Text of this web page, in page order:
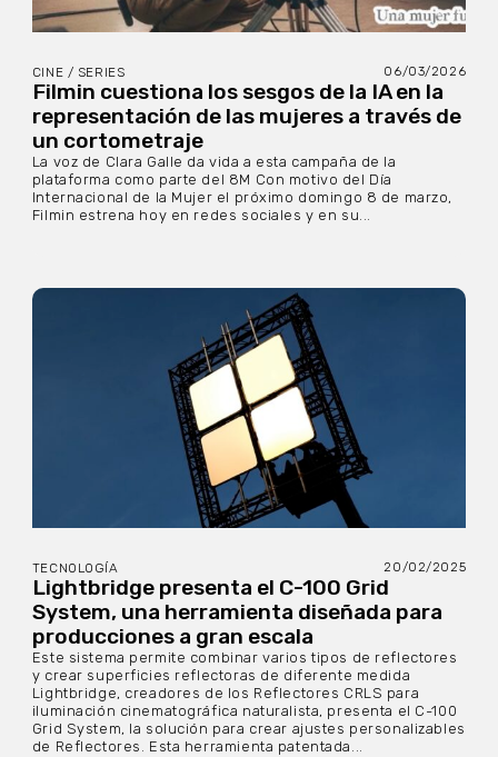
CINE / SERIES 06/03/2026
Filmin cuestiona los sesgos de la IA en la
representación de las mujeres a través de
un cortometraje
La voz de Clara Galle da vida a esta campaña de la
plataforma como parte del 8M Con motivo del Día
Internacional de la Mujer el próximo domingo 8 de marzo,
Filmin estrena hoy en redes sociales y en su...
TECNOLOGÍA 20/02/2025
Lightbridge presenta el C-100 Grid
System, una herramienta diseñada para
producciones a gran escala
Este sistema permite combinar varios tipos de reflectores
y crear superficies reflectoras de diferente medida
Lightbridge, creadores de los Reflectores CRLS para
iluminación cinematográfica naturalista, presenta el C-100
Grid System, la solución para crear ajustes personalizables
de Reflectores. Esta herramienta patentada...